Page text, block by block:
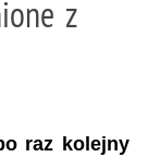
z
raz kolejny